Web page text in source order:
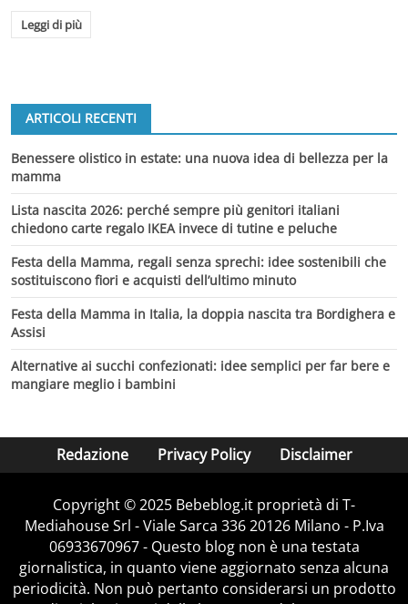
Leggi di più
ARTICOLI RECENTI
Benessere olistico in estate: una nuova idea di bellezza per la
mamma
Lista nascita 2026: perché sempre più genitori italiani
chiedono carte regalo IKEA invece di tutine e peluche
Festa della Mamma, regali senza sprechi: idee sostenibili che
sostituiscono fiori e acquisti dell’ultimo minuto
Festa della Mamma in Italia, la doppia nascita tra Bordighera e
Assisi
Alternative ai succhi confezionati: idee semplici per far bere e
mangiare meglio i bambini
Redazione Privacy Policy Disclaimer
Copyright © 2025 Bebeblog.it proprietà di T-
Mediahouse Srl - Viale Sarca 336 20126 Milano - P.Iva
06933670967 - Questo blog non è una testata
giornalistica, in quanto viene aggiornato senza alcuna
periodicità. Non può pertanto considerarsi un prodotto